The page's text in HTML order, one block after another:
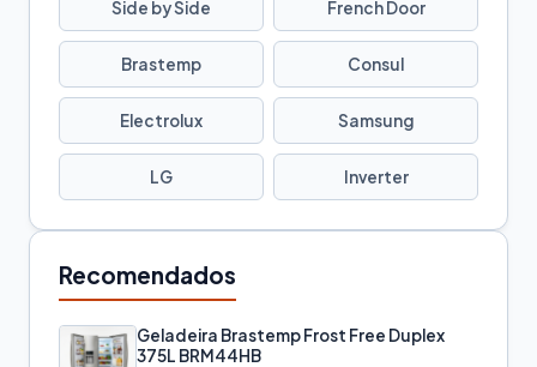
Side by Side French Door
Brastemp Consul
Electrolux Samsung
LG Inverter
Recomendados
Geladeira Brastemp Frost Free Duplex
375L BRM44HB